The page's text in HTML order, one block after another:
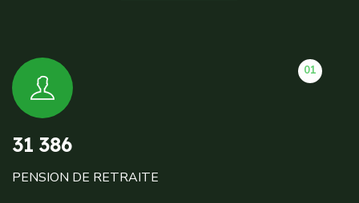
01
31 386
PENSION DE RETRAITE